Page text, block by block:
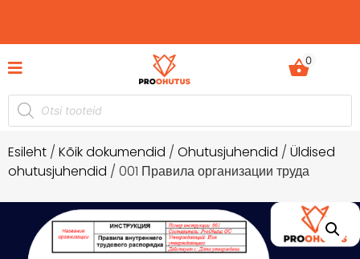
0
Esileht / Kõik dokumendid / Ohutusjuhendid / Üldised
ohutusjuhendid / 001 Правила организации труда